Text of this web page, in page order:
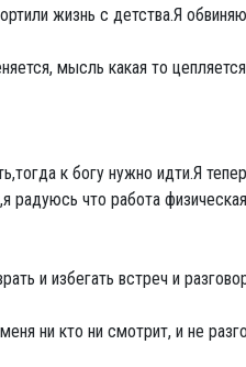
жизнь с детства.Я
мысль какая то
к богу нужно идти.Я
что работа
и избегать встреч и
ни кто ни смотрит, и не